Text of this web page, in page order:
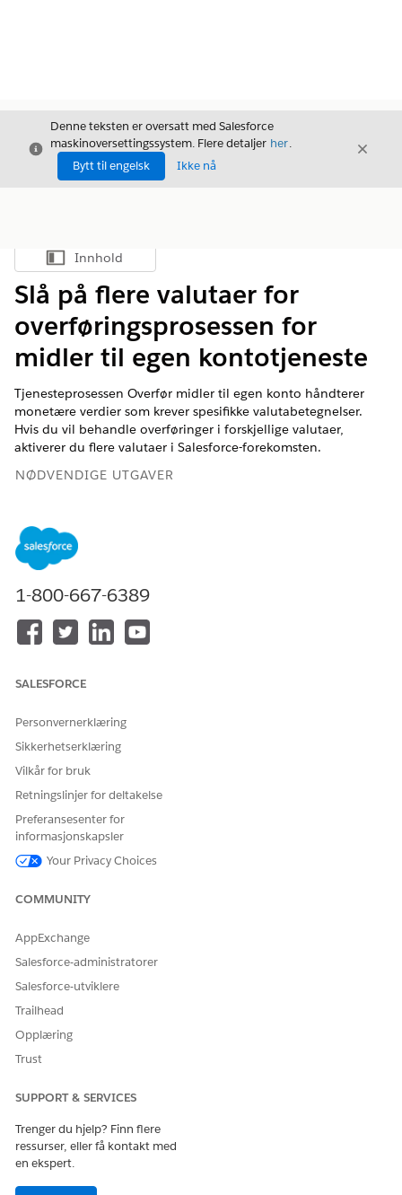
Avslutt
Denne teksten er oversatt med Salesforce
maskinoversettingssystem. Flere detaljer her.
Bytt til engelsk
Ikke nå
Avslutt
Vis innholdsfortegnelse
Innhold
Slå på flere valutaer for
overføringsprosessen for
midler til egen kontotjeneste
Tjenesteprosessen Overfør midler til egen konto håndterer
monetære verdier som krever spesifikke valutabetegnelser.
Hvis du vil behandle overføringer i forskjellige valutaer,
aktiverer du flere valutaer i Salesforce-forekomsten.
NØDVENDIGE UTGAVER
Tilgjengelig i
med Financial Services Cloud og Unified Catalog.
Aktiver flere valutaeri Salesforce-forekomsten.
HJALP DENNE ARTIKKELEN MED Å LØSE PROBLEMET DITT?
1-800-667-6389
SALESFORCE
Personvernerklæring
Sikkerhetserklæring
Vilkår for bruk
Retningslinjer for deltakelse
Preferansesenter for
informasjonskapsler
Your Privacy Choices
COMMUNITY
AppExchange
Salesforce-administratorer
Salesforce-utviklere
Trailhead
Opplæring
Trust
SUPPORT & SERVICES
Trenger du hjelp? Finn flere
ressurser, eller få kontakt med
en ekspert.